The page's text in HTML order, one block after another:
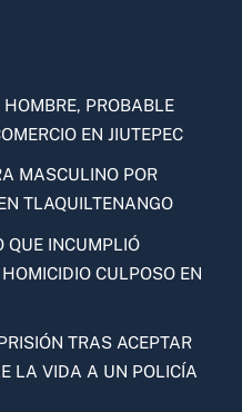
PROBABLE
EN JIUTEPEC
MASCULINO POR
TLAQUILTENANGO
QUE INCUMPLIÓ
CULPOSO EN
TRAS ACEPTAR
LA VIDA A UN POLICÍA